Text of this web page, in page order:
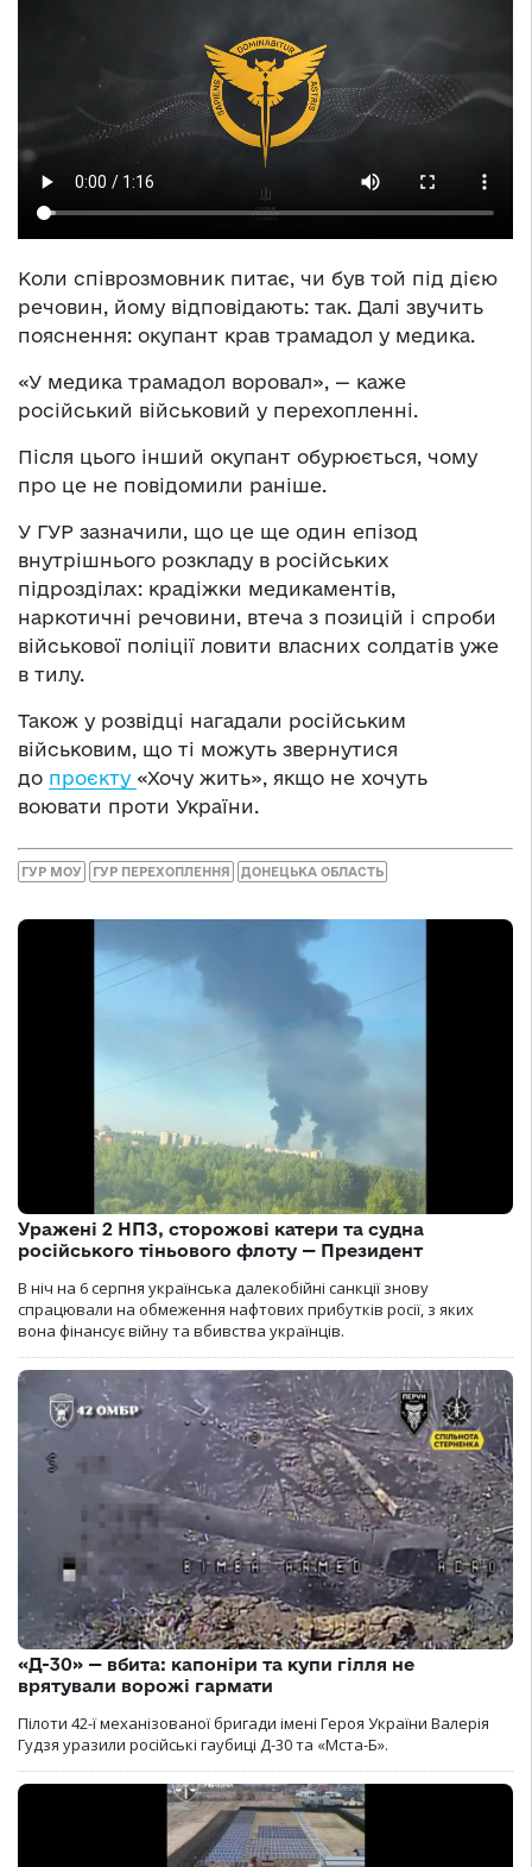
Коли співрозмовник питає, чи був той під дією
речовин, йому відповідають: так. Далі звучить
пояснення: окупант крав трамадол у медика.
«У медика трамадол воровал», — каже
російський військовий у перехопленні.
Після цього інший окупант обурюється, чому
про це не повідомили раніше.
У ГУР зазначили, що це ще один епізод
внутрішнього розкладу в російських
підрозділах: крадіжки медикаментів,
наркотичні речовини, втеча з позицій і спроби
військової поліції ловити власних солдатів уже
в тилу.
Також у розвідці нагадали російським
військовим, що ті можуть звернутися
до проєкту «Хочу жить», якщо не хочуть
воювати проти України.
ГУР МОУ ГУР ПЕРЕХОПЛЕННЯ ДОНЕЦЬКА ОБЛАСТЬ
Уражені 2 НПЗ, сторожові катери та судна
російського тіньового флоту — Президент
В ніч на 6 серпня українська далекобійні санкції знову
спрацювали на обмеження нафтових прибутків росії, з яких
вона фінансує війну та вбивства українців.
«Д-30» — вбита: капоніри та купи гілля не
врятували ворожі гармати
Пілоти 42-ї механізованої бригади імені Героя України Валерія
Гудзя уразили російські гаубиці Д-30 та «Мста-Б».